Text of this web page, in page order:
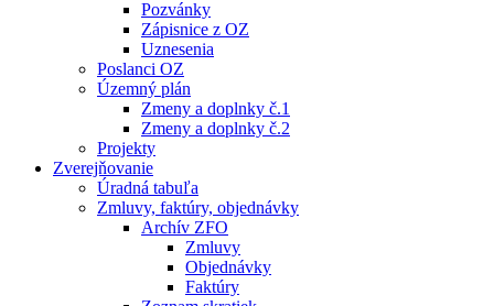
Pozvánky
Zápisnice z OZ
Uznesenia
Poslanci OZ
Územný plán
Zmeny a doplnky č.1
Zmeny a doplnky č.2
Projekty
Zverejňovanie
Úradná tabuľa
Zmluvy, faktúry, objednávky
Archív ZFO
Zmluvy
Objednávky
Faktúry